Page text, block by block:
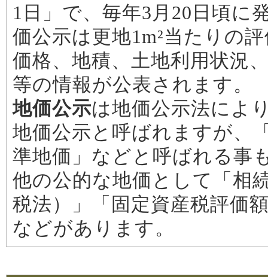
1日」で、毎年3月20日頃に
価公示は更地1m²当たりの
価格、地積、土地利用状況
等の情報が公表されます。
地価公示は地価公示法によ
地価公示と呼ばれますが、
準地価」などと呼ばれる事
他の公的な地価として「相
税法）」「固定資産税評価
などがあります。